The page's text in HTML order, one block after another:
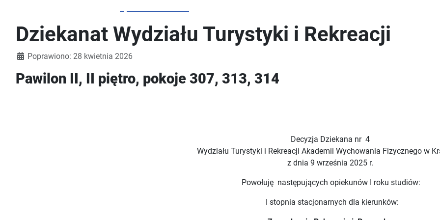
Dziekanat Wydziału Turystyki i Rekreacji
Szczegóły
Poprawiono: 28 kwietnia 2026
Pawilon II, II piętro, pokoje 307, 313, 314
Decyzja Dziekana nr 4
Wydziału Turystyki i Rekreacji Akademii Wychowania Fizycznego w
z dnia 9 września 2025 r.
Powołuję następujących opiekunów I roku studiów:
I stopnia stacjonarnych dla kierunków: